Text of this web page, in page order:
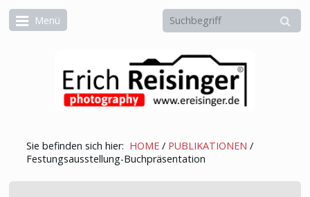
Menü
Sie befinden sich hier: HOME / PUBLIKATIONEN /
Festungsausstellung-Buchpräsentation